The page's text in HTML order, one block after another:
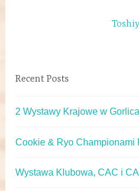
Recent Posts
2 Wystawy Krajowe w
Cookie & Ryo Championami
Wystawa Klubowa, CAC i